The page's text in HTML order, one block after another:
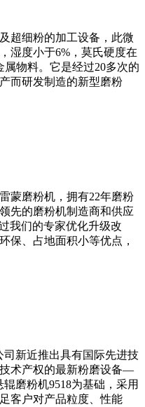
超细粉的加工设备，此微
湿度小于6%，莫氏硬度在
物料。它是经过20多次的
而研发制造的新型磨粉
蒙磨粉机，拥有22年磨粉
先的磨粉机制造商和供应
我们的专家优化升级改
保、占地面积小等优点，
新近推出具有国际先进技
术产权的最新粉磨设备—
磨粉机9518为基础，采用
客户对产品粒度、性能